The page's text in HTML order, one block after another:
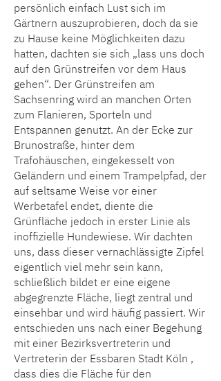
persönlich einfach Lust sich im
Gärtnern auszuprobieren, doch da sie
zu Hause keine Möglichkeiten dazu
hatten, dachten sie sich „lass uns doch
auf den Grünstreifen vor dem Haus
gehen“. Der Grünstreifen am
Sachsenring wird an manchen Orten
zum Flanieren, Sporteln und
Entspannen genutzt. An der Ecke zur
Brunostraße, hinter dem
Trafohäuschen, eingekesselt von
Geländern und einem Trampelpfad, der
auf seltsame Weise vor einer
Werbetafel endet, diente die
Grünfläche jedoch in erster Linie als
inoffizielle Hundewiese. Wir dachten
uns, dass dieser vernachlässigte Zipfel
eigentlich viel mehr sein kann,
schließlich bildet er eine eigene
abgegrenzte Fläche, liegt zentral und
einsehbar und wird häufig passiert. Wir
entschieden uns nach einer Begehung
mit einer Bezirksvertreterin und
Vertreterin der Essbaren Stadt Köln ,
dass dies die Fläche für den